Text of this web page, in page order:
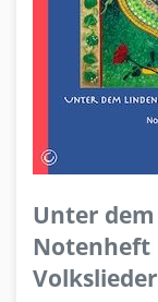
Unter
Notenheft